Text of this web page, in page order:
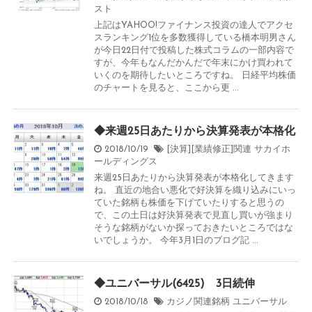
スト
上記はYAHOO!ファイナンス投資の達人でアクセ
スランキング1位を多数獲得している橋本明男さん
が今日22日付で投稿した株式コラムの一部内容で
すが、今年もなんだかんだで年末にかけ買われて
いくのを期待したいところですね。 日経平均株価
のチャートを見ると、ここから更 ...
◆来週25日あたりから決算発表が本格化
2018/10/19 [決算][業績修正]関連 サカイホ
ールディングス
来週25日あたりから決算発表が本格化してきます
ね。 直近の地合い悪化で好決算を織り込みにいっ
ていた銘柄も株価を下げていたりすると思うの
で、この土日は好決算発表で見直し買いが強まり
そうな銘柄がないか探っておきたいところではな
いでしょうか。 今年3月1日のブログ記 ...
◆ユニバーサル(6425) 3日続伸
2018/10/18 カジノ関連銘柄 ユニバーサル